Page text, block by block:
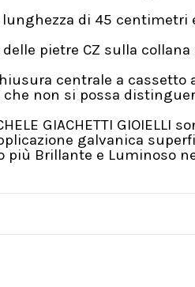
di 45 centimetri
delle pietre CZ sulla
centrale a
non si possa
GIACHETTI
galvanica
più Brillante e Luminoso